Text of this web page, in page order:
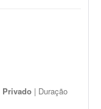
Privado | Duração